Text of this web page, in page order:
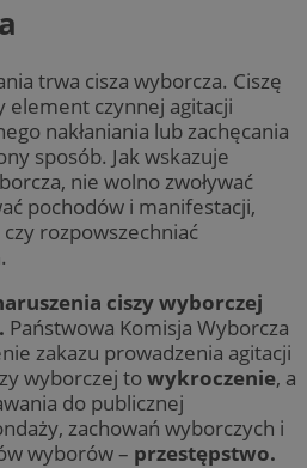
trwa cisza wyborcza. Ciszę
element czynnej agitacji
nakłaniania lub zachęcania
sposób. Jak wskazuje
nie wolno zwoływać
pochodów i manifestacji,
rozpowszechniać
ciszy wyborczej
. Państwowa Komisja Wyborcza
zakazu prowadzenia agitacji
wyborczej towykroczenie, a
do publicznej
zachowań wyborczych i
wyborów – przestępstwo.